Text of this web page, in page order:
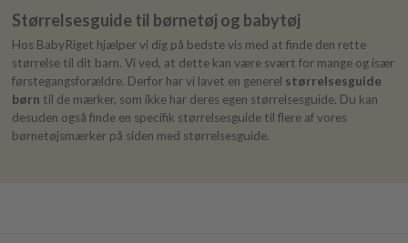
Størrelsesguide til børnetøj og babytøj
Hos BabyRiget hjælper vi dig på bedste vis med at finde den rette
størrelse til dit barn. Vi ved, at dette kan være svært for mange og især
førstegangsforældre. Derfor har vi lavet en generel størrelsesguide
børn til de mærker, som ikke har deres egen størrelsesguide. Du kan
desuden også finde en specifik størrelsesguide til flere af vores
børnetøjsmærker på siden med størrelsesguide.